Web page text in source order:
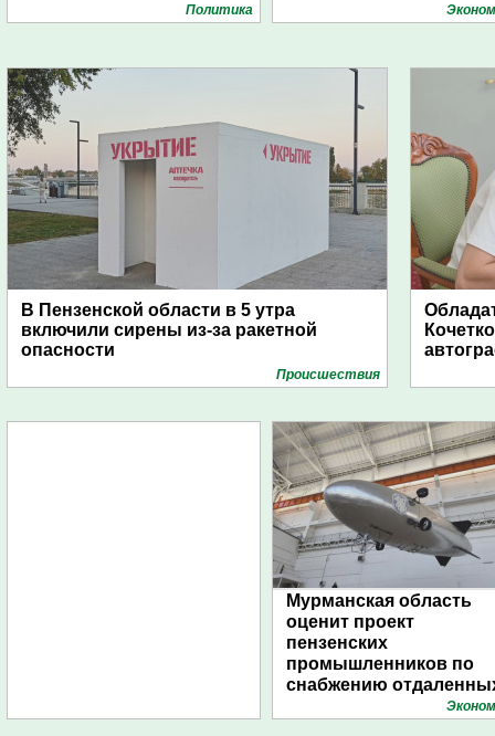
Политика
В Пензенской области в 5 утра
включили сирены из-за ракетной
опасности
Проиcшествия
Мурманская область
оценит проект
пензенских
промышленников по
снабжению
поселений с помощью